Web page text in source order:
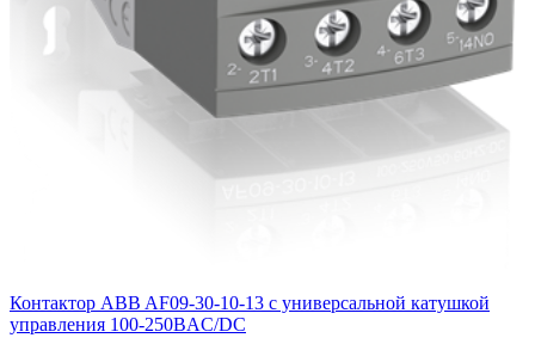
Контактор ABB AF09-30-10-13 с универсальной катушкой
управления 100-250BAC/DC